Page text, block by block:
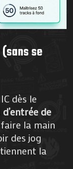
se
dès le
de
la main
des jog
la